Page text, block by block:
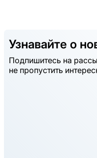
Узнавайте о
Подпишитесь на
не пропустить